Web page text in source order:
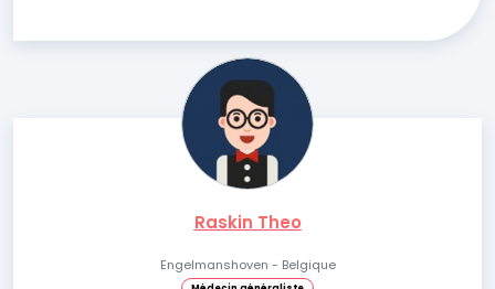
Raskin Theo
Engelmanshoven - Belgique